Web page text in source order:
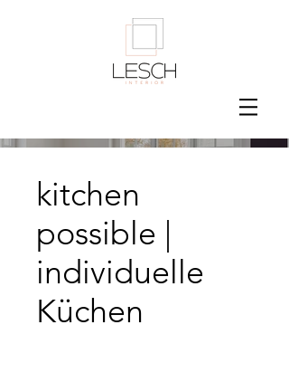
kitchen
possible |
individuelle
Küchen